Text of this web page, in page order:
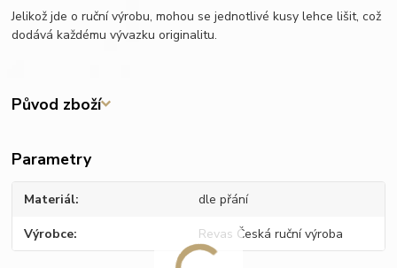
Jelikož jde o ruční výrobu, mohou se jednotlivé kusy lehce lišit, což
dodává každému vývazku originalitu.
Původ zboží
Parametry
Materiál dle přání
Výrobce Revas Česká ruční výroba